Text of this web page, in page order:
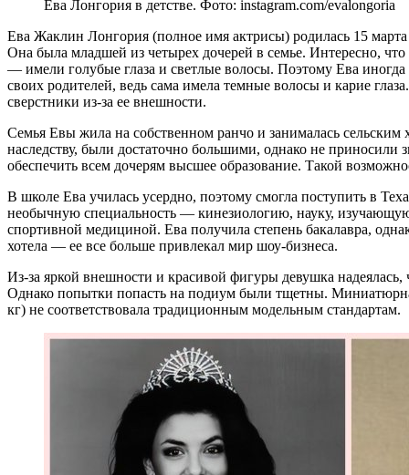
Ева Лонгория в детстве. Фото: instagram.com/evalongoria
Ева Жаклин Лонгория (полное имя актрисы) родилась 15
Она была младшей из четырех дочерей в семье. Интересно,
— имели голубые глаза и светлые волосы. Поэтому Ева
своих родителей, ведь сама имела темные волосы и карие
сверстники из-за ее внешности.
Семья Евы жила на собственном ранчо и занималась сельским
наследству, были достаточно большими, однако не
обеспечить всем дочерям высшее образование. Такой
В школе Ева училась усердно, поэтому смогла поступить в
необычную специальность — кинезиологию, науку,
спортивной медициной. Ева получила степень бакалавра,
хотела — ее все больше привлекал мир шоу-бизнеса.
Из-за яркой внешности и красивой фигуры девушка
Однако попытки попасть на подиум были тщетны.
кг) не соответствовала традиционным модельным стандартам.